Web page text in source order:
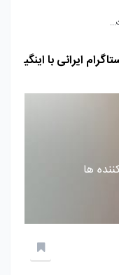
ایرانی با اینگی
ها